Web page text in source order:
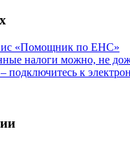
«Помощник по ЕНС»
налоги можно, не
подключитесь к